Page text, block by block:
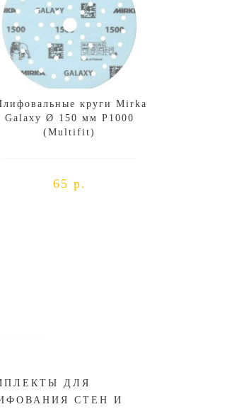
круги Mirka
Galaxy Ø 150 мм P1000
(Multifit)
65 р.
ДЛЯ
СТЕН И